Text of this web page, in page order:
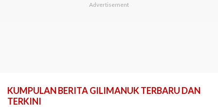
KUMPULAN BERITA GILIMANUK TERBARU DAN
TERKINI